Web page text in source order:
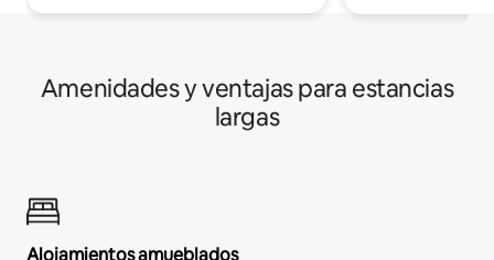
Amenidades y ventajas para estancias
largas
Alojamientos amueblados